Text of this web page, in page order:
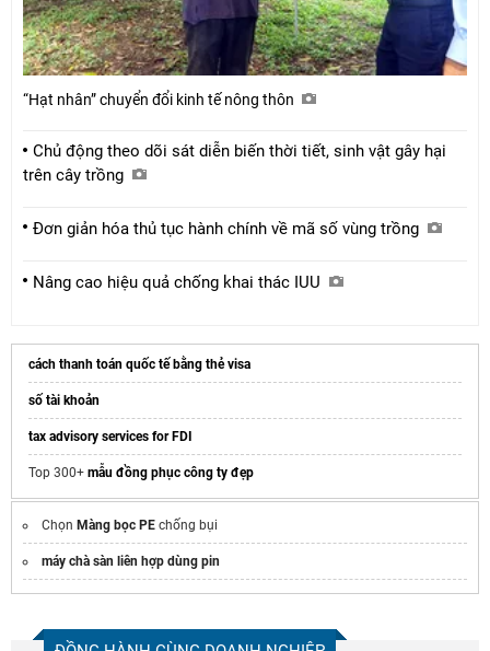
“Hạt nhân” chuyển đổi kinh tế nông thôn
Chủ động theo dõi sát diễn biến thời tiết, sinh vật gây hại
trên cây trồng
Đơn giản hóa thủ tục hành chính về mã số vùng trồng
Nâng cao hiệu quả chống khai thác IUU
cách thanh toán quốc tế bằng thẻ visa
số tài khoản
tax advisory services for FDI
Top 300+ mẫu đồng phục công ty đẹp
Chọn Màng bọc PE chống bụi
máy chà sàn liên hợp dùng pin